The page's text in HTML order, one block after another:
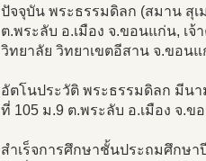
ปัจจุบัน พระธรรมดิลก (สมาน สุเ
ต.พระลับ อ.เมือง จ.ขอนแก่น, เ
วิทยาลัย วิทยาเขตอีสาน จ.ขอน
อัตโนประวัติ พระธรรมดิลก มีน
ที่ 105 ม.9 ต.พระลับ อ.เมือง จ.
สำเร็จการศึกษาชั้นประถมศึกษา